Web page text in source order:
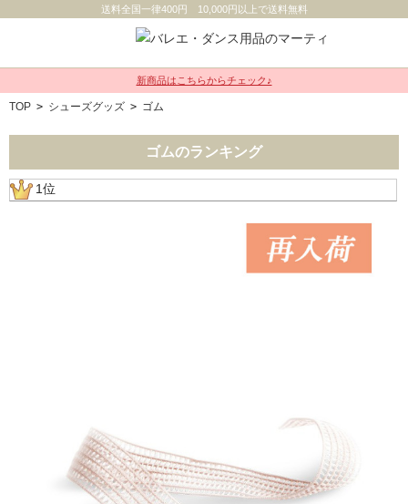
送料全国一律400円 10,000円以上で送料無料
新商品はこちらからチェック♪
TOP > シューズグッズ > ゴム
ゴムのランキング
1位